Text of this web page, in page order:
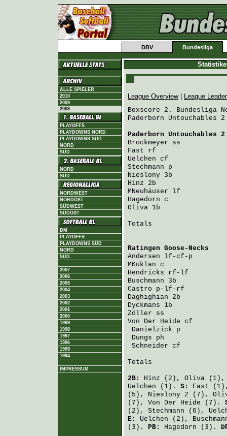
DBV Bundesliga
ALLE SPIELER
2010
2009
2008
PLAYOFFS
PLAYDOWNS NORD
PLAYDOWNS SÜD
NORD
SÜD
NORD
SÜD
NORDWEST
NORDOST
SÜDWEST
SÜDOST
DM
PLAYOFFS
PLAYDOWNS SÜD
NORD
SÜD
2007
2006
2005
2004
2003
2002
2001
2000
1999
1998
1997
1996
1995
1994
IMPRESSUM
League Overview|
League
Boxscore 2. Bundesliga
Paderborn Untouchables
Paderborn Untouchables 2
Brockmeyer ss
Fast rf
Uelchen cf
Stechmann p
Nieslony 3b
Hinz 2b
MNeuhäuser lf
Hagedorn c
Oliva 1b
Totals
Ratingen Goose-Necks
Andersen lf-cf-p
MKuklan c
Hendricks rf-lf
Buschmann 3b
Castro p-lf-rf
Daghighian 2b
Dyckmans 1b
Zöller ss
Von Der Heide cf
Danielzick p
Dungs ph
Schneider cf
Totals
2B: Hinz (2), Oliva
Uelchen (1). S: Fast
(5), Nieslony 2 (7),
(7), Von Der Heide (7).
(2), Stechmann (6),
E: Uelchen (2),
(3). PB: Hagedorn (3).